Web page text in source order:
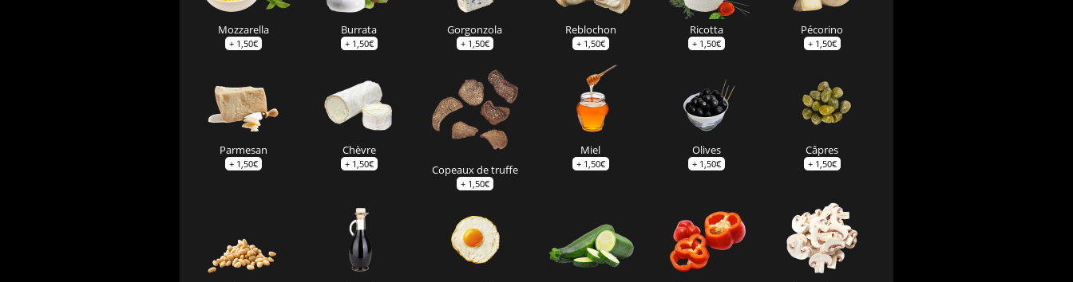
Mozzarella
+ 1,50€
Burrata
+ 1,50€
Gorgonzola
+ 1,50€
Reblochon
+ 1,50€
Ricotta
+ 1,50€
Pécorino
+ 1,50€
Parmesan
+ 1,50€
Chèvre
+ 1,50€ Copeaux de truffe
+ 1,50€
Miel
+ 1,50€
Olives
+ 1,50€
Câpres
+ 1,50€